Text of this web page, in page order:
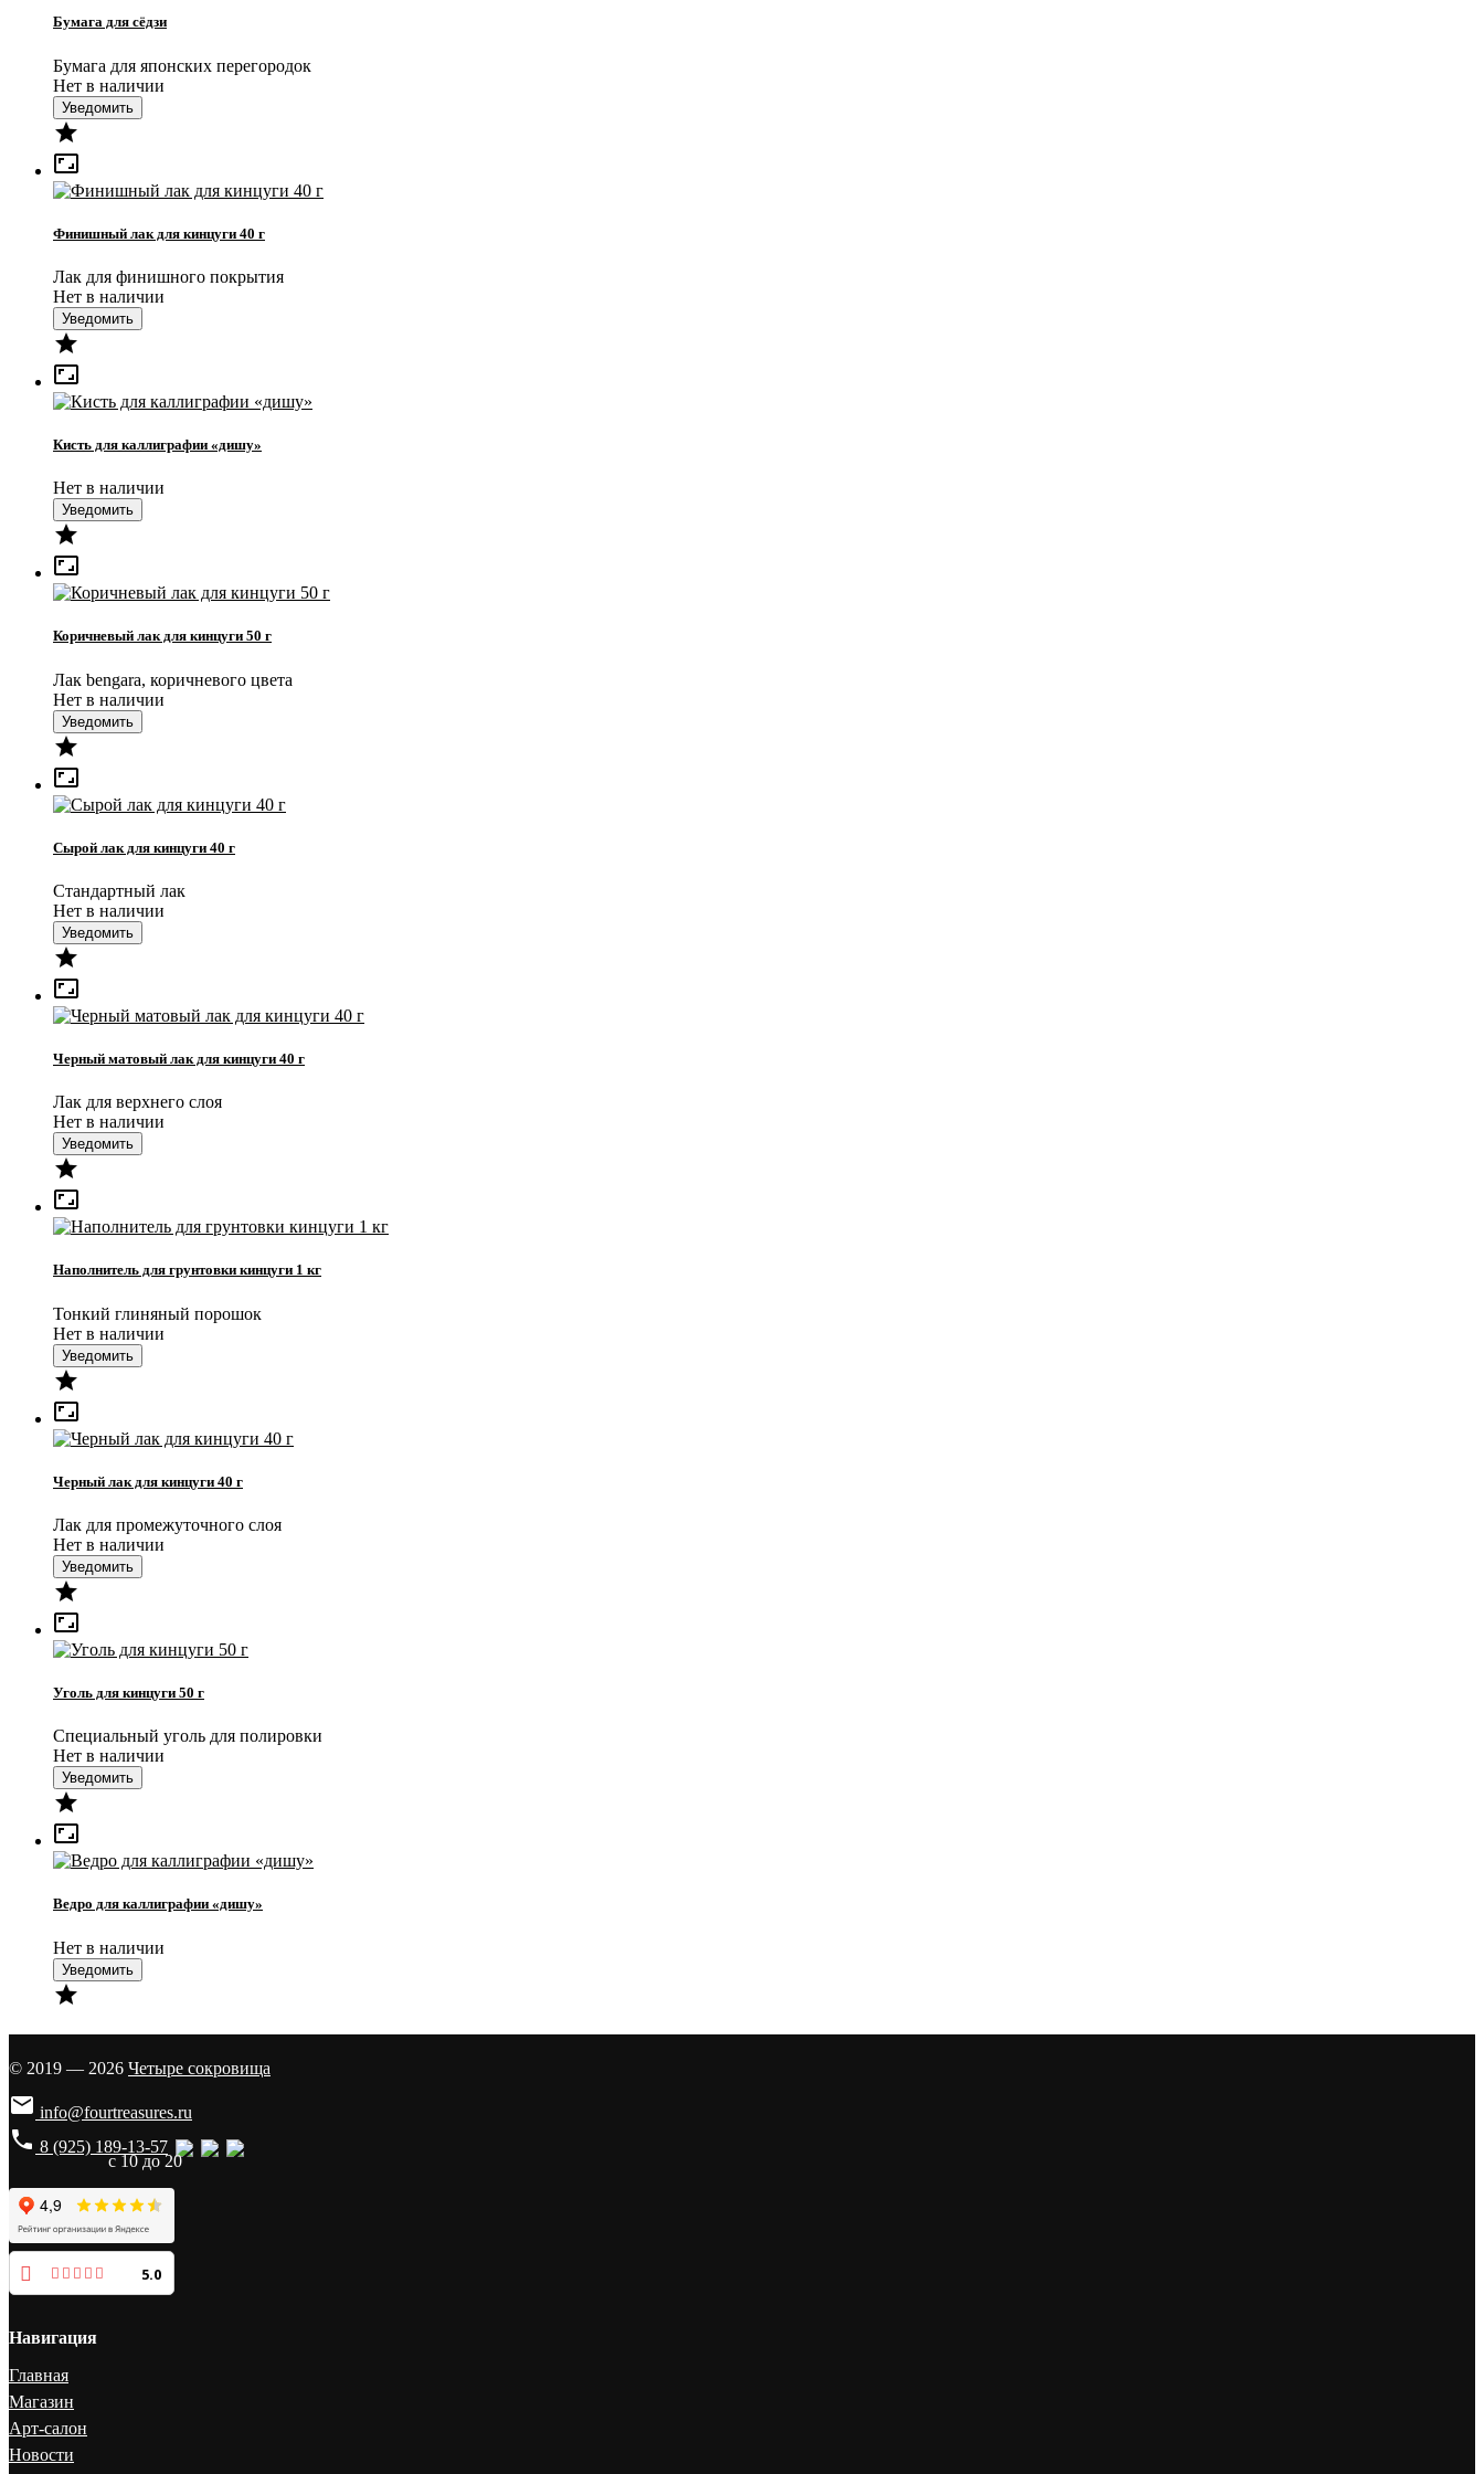
Бумага для сёдзи
Бумага для японских перегородок
Нет в наличии
Уведомить


Финишный лак для кинцуги 40 г
Лак для финишного покрытия
Нет в наличии
Уведомить


Кисть для каллиграфии «дишу»
Нет в наличии
Уведомить


Коричневый лак для кинцуги 50 г
Лак bengara, коричневого цвета
Нет в наличии
Уведомить


Сырой лак для кинцуги 40 г
Стандартный лак
Нет в наличии
Уведомить


Черный матовый лак для кинцуги 40 г
Лак для верхнего слоя
Нет в наличии
Уведомить


Наполнитель для грунтовки кинцуги 1 кг
Тонкий глиняный порошок
Нет в наличии
Уведомить


Черный лак для кинцуги 40 г
Лак для промежуточного слоя
Нет в наличии
Уведомить


Уголь для кинцуги 50 г
Специальный уголь для полировки
Нет в наличии
Уведомить


Ведро для каллиграфии «дишу»
Нет в наличии
Уведомить

© 2019 — 2026 Четыре сокровища
 info@fourtreasures.ru
phone 8 (925) 189-13-57
с 10 до 20
5.0
Навигация
Главная
Магазин
Арт-салон
Новости